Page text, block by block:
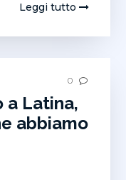
Leggi tutto
0
a Latina,
abbiamo